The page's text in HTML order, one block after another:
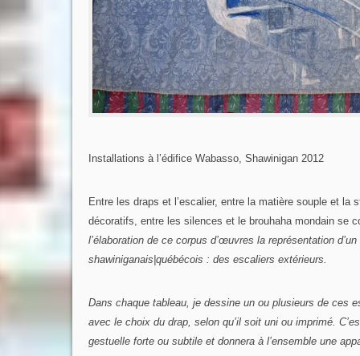
Installations à l’édifice Wabasso, Shawinigan 2012
Entre les draps et l’escalier, entre la matière souple et
décoratifs, entre les silences et le brouhaha mondain se
l’élaboration de ce corpus d’œuvres la représentation
shawiniganais|québécois : des escaliers extérieurs.
Dans chaque tableau, je dessine un ou plusieurs de ces
avec le choix du drap, selon qu’il soit uni ou imprimé.
gestuelle forte ou subtile et donnera à l’ensemble une